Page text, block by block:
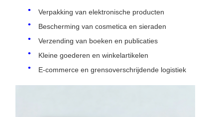
Verpakking van elektronische producten
Bescherming van cosmetica en sieraden
Verzending van boeken en publicaties
Kleine goederen en winkelartikelen
E-commerce en grensoverschrijdende logistiek